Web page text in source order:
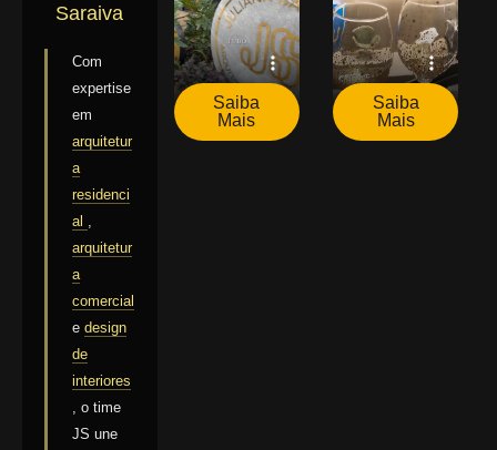
Saraiva
Com
expertise
em
arquitetur
a
residenci
al
arquitetur
a
comercial
e design
de
interiores
, o time
JS une
Saiba
Mais
Saiba
Mais